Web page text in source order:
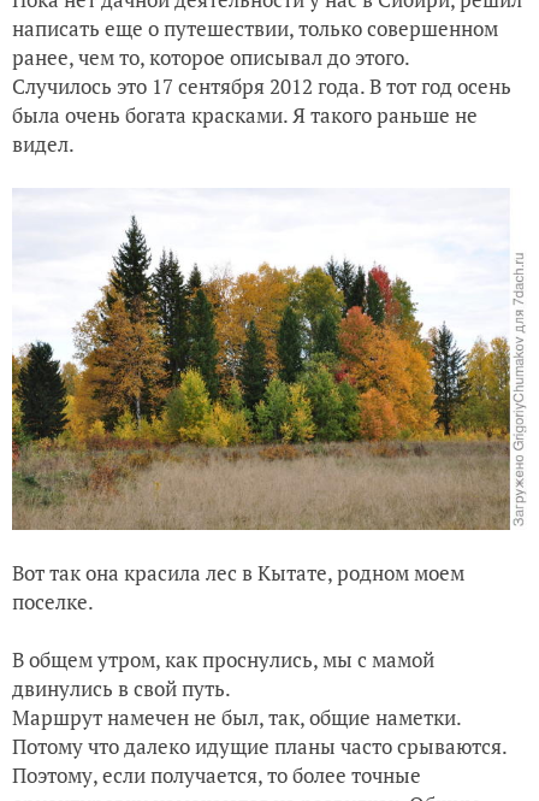
Каникулы не тратя даром...
написать еще о путешествии, только совершенном
ранее, чем то, которое описывал до этого.
Случилось это 17 сентября 2012 года. В тот год осень
была очень богата красками. Я такого раньше не
видел.
Вот так она красила лес в Кытате, родном моем
поселке.
В общем утром, как проснулись, мы с мамой
двинулись в свой путь.
Маршрут намечен не был, так, общие наметки.
Потому что далеко идущие планы часто срываются.
Поэтому, если получается, то более точные